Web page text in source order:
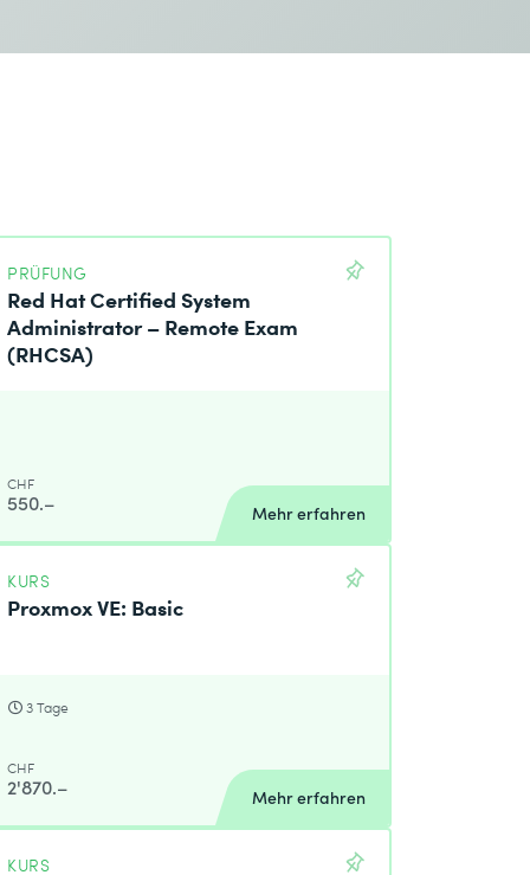
PRÜFUNG
Red Hat Certified System
Administrator – Remote Exam
(RHCSA)
CHF
550.– Mehr erfahren
KURS
Proxmox VE: Basic
3 Tage
CHF
2'870.– Mehr erfahren
KURS